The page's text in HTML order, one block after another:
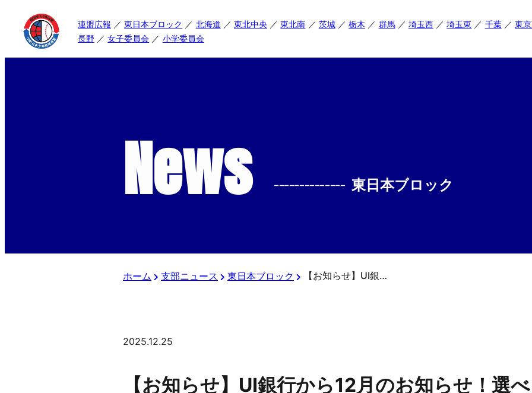
連盟広報 東日本ブロック 北海道 東北中央 東北南 茨城 栃木 群馬 埼玉西 埼玉東 千葉
東
長野
女子委員会 小学委員会
News -------------- 東日本ブロック
ホーム 支部ニュース 東日本ブロック 【お知らせ】UI銀行から12月のお知らせ！選べる手厚い保障付き！UI 教育ローン
2025.12.25
【お知らせ】UI銀行から12月のお知らせ！選